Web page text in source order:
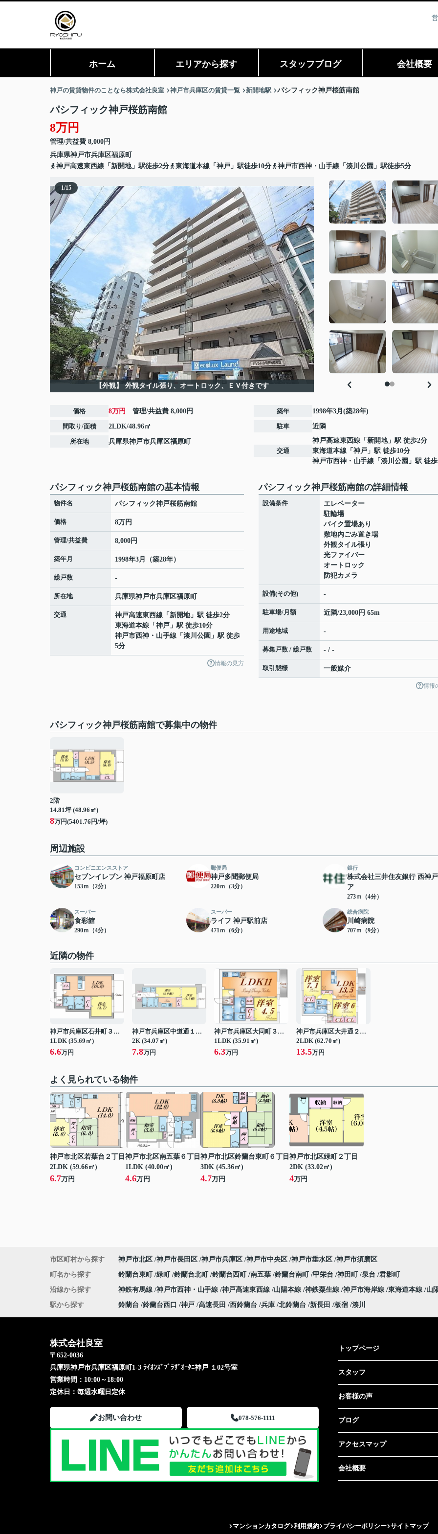
ホーム エリアから探す スタッフブログ 会社概要
神戸の賃貸物件のことなら株式会社良室 神戸市兵庫区の賃貸一覧 新開地駅 パシフィック神戸桜筋南館
パシフィック神戸桜筋南館
8万円
管理/共益費 8,000円
兵庫県神戸市兵庫区福原町
神戸高速東西線「新開地」駅徒歩2分
東海道本線「神戸」駅徒歩10分 神戸市西神・山手線「湊川公園」駅徒歩5分
1/15
【外観】 外観タイル張り、オートロック、ＥＶ付きです
価格 8万円 管理/共益費 8,000円
間取り/面積 2LDK/48.96㎡
所在地 兵庫県神戸市兵庫区福原町
築年 1998年3月(築28年)
駐車 近隣
交通
神戸高速東西線 「 新開地」駅 徒歩2分
東海道本線 「 神戸 」駅 徒歩10分
神戸市西神・山手線 「 湊川公園 」駅 徒
パシフィック神戸桜筋南館の基本情報
物件名 パシフィック神戸桜筋南館
価格 8万円
管理/共益費 8,000円
築年月 1998年3月（築28年）
総戸数 -
所在地 兵庫県神戸市兵庫区福原町
交通 神戸高速東西線 「 新開地」駅 徒歩2分
東海道本線 「 神戸 」駅 徒歩10分
神戸市西神・山手線 「 湊川公園 」駅 徒歩
5分
情報の見方
パシフィック神戸桜筋南館の詳細情報
設備条件
エレベーター
駐輪場
バイク置場あり
敷地内ごみ置き場
外観タイル張り
光ファイバー
オートロック
防犯カメラ
設備(その他) -
駐車場/月額 近隣/23,000円 65m
用途地域 -
募集戸数 / 総戸数 - / -
取引態様 一般媒介
情報
パシフィック神戸桜筋南館で募集中の物件
2階
14.81坪 (48.96㎡)
8万円(5401.76円/坪)
周辺施設
コンビニエンスストア
セブンイレブン 神戸福原町店
153ｍ（2分）
郵便局
神戸多聞郵便局
220ｍ（3分）
銀行
株式会社三井住友銀行 西神
ア
273ｍ（4分）
スーパー
食彩館
290ｍ（4分）
スーパー
ライフ 神戸駅前店
471ｍ（6分）
総合病院
川崎病院
707ｍ（9分）
近隣の物件
神戸市兵庫区石井町３丁目
1LDK (35.69㎡)
6.6万円
神戸市兵庫区中道通１丁目
2K (34.07㎡)
7.8万円
神戸市兵庫区大同町３丁目
1LDK (35.91㎡)
6.3万円
神戸市兵庫区大井通２丁目
2LDK (62.70㎡)
13.5万円
よく見られている物件
神戸市北区若葉台２丁目
2LDK (59.66㎡)
6.7万円
神戸市北区南五葉６丁目
1LDK (40.00㎡)
4.6万円
神戸市北区鈴蘭台東町６丁目
3DK (45.36㎡)
4.7万円
神戸市北区緑町２丁目
2DK (33.02㎡)
4万円
市区町村から探す 神戸市北区 神戸市長田区 神戸市兵庫区 神戸市中央区 神戸市垂水区 神戸市須磨区
町名から探す 鈴蘭台東町 緑町 鈴蘭台北町 鈴蘭台西町 南五葉 鈴蘭台南町 甲栄台 神田町 泉台 君影町
沿線から探す 神鉄有馬線 神戸市西神・山手線 神戸高速東西線 山陽本線 神鉄粟生線 神戸市海岸線 東海道本線 山
駅から探す 鈴蘭台 鈴蘭台西口 神戸 高速長田 西鈴蘭台 兵庫 北鈴蘭台 新長田 板宿 湊川
株式会社良室
〒652-0036
兵庫県神戸市兵庫区福原町1-3 ﾗｲｵﾝｽﾞﾌﾟﾗｻﾞｵｰﾀﾆ神戸 １02号室
営業時間： 10:00～18:00
定休日： 毎週水曜日定休
お問い合わせ 078-576-1111
トップページ
スタッフ
お客様の声
ブログ
アクセスマップ
会社概要
マンションカタログ 利用規約 プライバシーポリシー サイトマップ